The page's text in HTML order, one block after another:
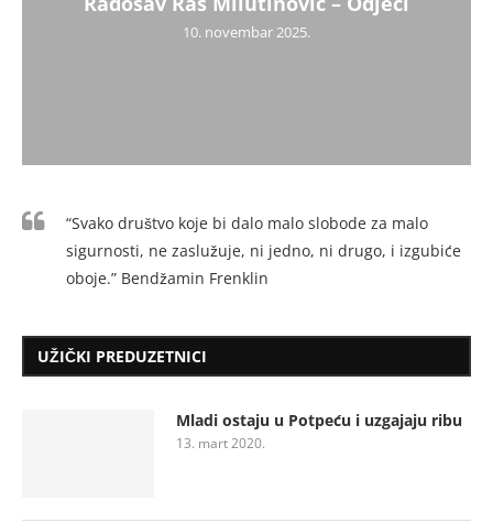
10. novembar 2025.
“Svako društvo koje bi dalo malo slobode za malo
sigurnosti, ne zaslužuje, ni jedno, ni drugo, i izgubiće
oboje.” Bendžamin Frenklin
UŽIČKI PREDUZETNICI
Mladi ostaju u Potpeću i uzgajaju ribu
13. mart 2020.